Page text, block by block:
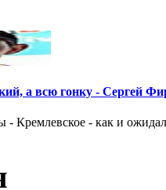
а всю гонку - Сергей
Кремлевское - как и